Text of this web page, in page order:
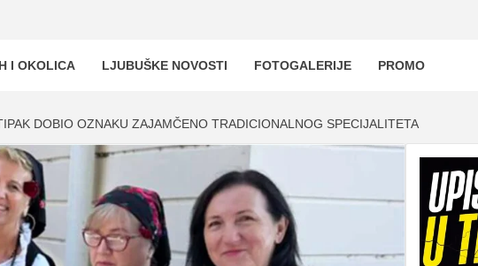
I OKOLICA LJUBUŠKE NOVOSTI FOTOGALERIJE PROMO
DOBIO OZNAKU ZAJAMČENO TRADICIONALNOG SPECIJALITETA